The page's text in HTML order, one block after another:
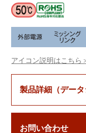
アイコン説明はこちら
製品詳細（データ
お問い合わせ